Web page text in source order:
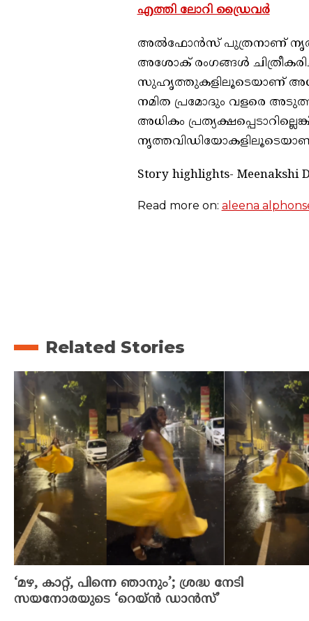
എത്തി ലോറി ഡ്രൈവർ
അൽഫോൻസ് പുത്രനാണ് നൃത്ത
അശോക് രംഗങ്ങൾ
സുഹൃത്തുകളിലൂടെയാണ്
നമിത പ്രമോദും വളരെ
അധികം
Story highlights- Meenakshi
Read more on: aleena
Related Stories
‘മഴ, കാറ്റ്, പിന്നെ ഞാനും’; ശ്രദ്ധ നേടി
സയനോരയുടെ ‘റെയ്ൻ ഡാൻസ്’